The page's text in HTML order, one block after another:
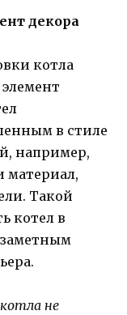
декора
котла
в стиле
например,
материал,
Такой
котел в
не